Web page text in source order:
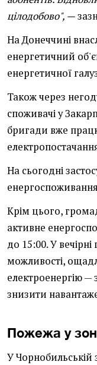
цілодобово", —
На Донеччині
енергетичний
енергетичної
Також через
споживачі у
бригади вже
На сьогодні
Крім цього,
активне
до 15:00. У
можливості,
електроенергію
знизити
Пожежа у
У Чорнобильській